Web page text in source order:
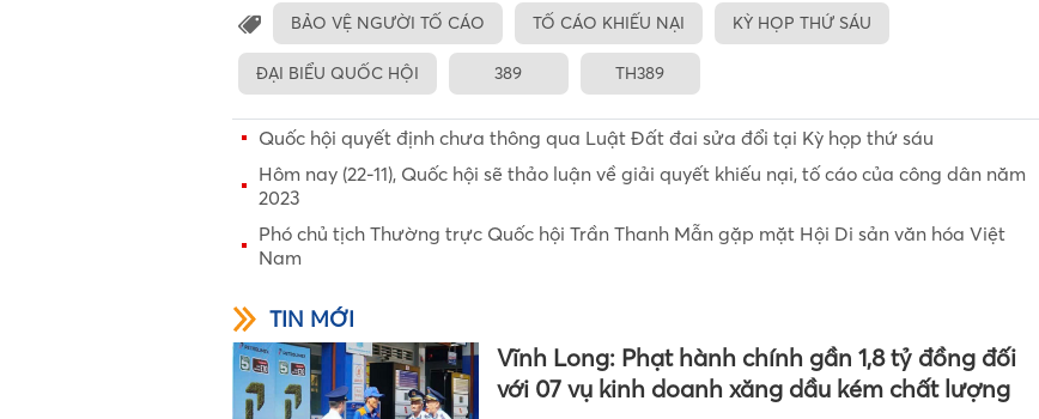
BẢO VỆ NGƯỜI TỐ CÁO TỐ CÁO KHIẾU NẠI KỲ HỌP THỨ SÁU
ĐẠI BIỂU QUỐC HỘI 389 TH389
Quốc hội quyết định chưa thông qua Luật Đất đai sửa đổi tại Kỳ họp thứ sáu
Hôm nay (22-11), Quốc hội sẽ thảo luận về giải quyết khiếu nại, tố cáo của công dân năm
2023
Phó chủ tịch Thường trực Quốc hội Trần Thanh Mẫn gặp mặt Hội Di sản văn hóa Việt
Nam
TIN MỚI
Vĩnh Long: Phạt hành chính gần 1,8 tỷ đồng đối
với 07 vụ kinh doanh xăng dầu kém chất lượng